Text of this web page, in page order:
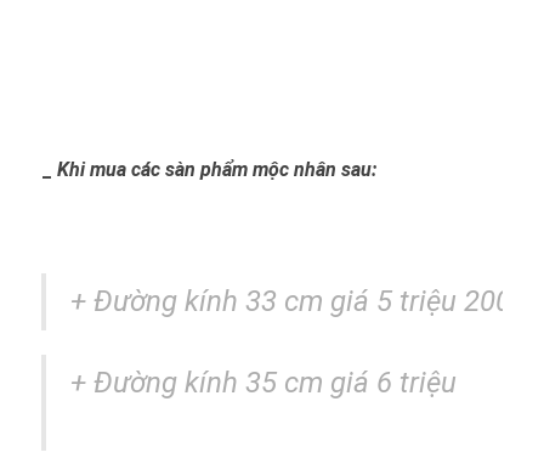
Khi mua các sàn phẩm mộc nhân sau:
+ Đường kính 33 cm giá 5 triệu 200k
+ Đường kính 35 cm giá 6 triệu